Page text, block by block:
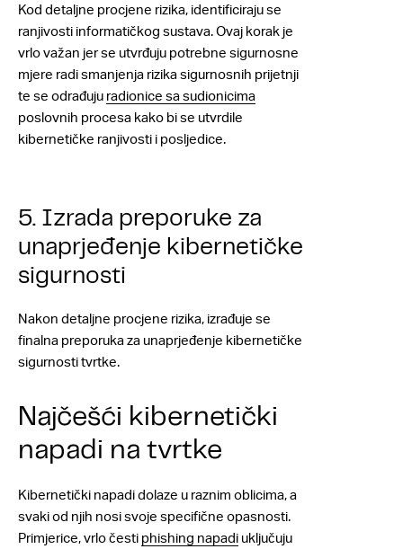
Kod detaljne procjene rizika, identificiraju se
ranjivosti informatičkog sustava. Ovaj korak je
vrlo važan jer se utvrđuju potrebne sigurnosne
mjere radi smanjenja rizika sigurnosnih prijetnji
te se odrađuju radionice sa sudionicima
poslovnih procesa kako bi se utvrdile
kibernetičke ranjivosti i posljedice.
5. Izrada preporuke za
unaprjeđenje kibernetičke
sigurnosti
Nakon detaljne procjene rizika, izrađuje se
finalna preporuka za unaprjeđenje kibernetičke
sigurnosti tvrtke.
Najčešći kibernetički
napadi na tvrtke
Kibernetički napadi dolaze u raznim oblicima, a
svaki od njih nosi svoje specifične opasnosti.
Primjerice, vrlo česti phishing napadi uključuju